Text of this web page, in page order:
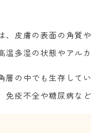
、皮膚の表面の角質
温多湿の状態やアル
層の中でも生存して
免疫不全や糖尿病な